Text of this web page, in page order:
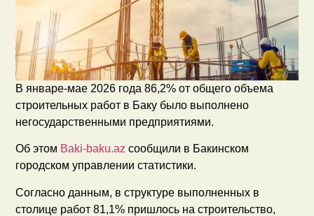
В январе-мае 2026 года 86,2% от общего объема
строительных работ в Баку было выполнено
негосударственными предприятиями.
Об этом Baki-baku.az сообщили в Бакинском
городском управлении статистики.
Согласно данным, в структуре выполненных в
столице работ 81,1% пришлось на строительство,